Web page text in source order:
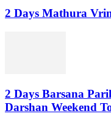
2 Days Mathura
2 Days Barsana
Darshan Weekend